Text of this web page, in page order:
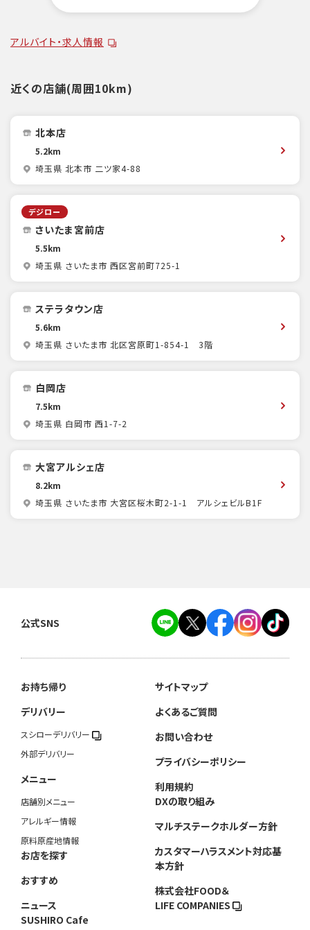
アルバイト・求人情報
近くの店舗(周囲10km)
北本店
5.2km
埼玉県 北本市 二ツ家4-88
デジロー
さいたま宮前店
5.5km
埼玉県 さいたま市 西区宮前町725-1
ステラタウン店
5.6km
埼玉県 さいたま市 北区宮原町1-854-1 3階
白岡店
7.5km
埼玉県 白岡市 西1-7-2
大宮アルシェ店
8.2km
埼玉県 さいたま市 大宮区桜木町2-1-1 アルシェビルB1F
公式SNS
お持ち帰り
デリバリー
スシローデリバリー
外部デリバリー
メニュー
店舗別メニュー
アレルギー情報
原料原産地情報
お店を探す
おすすめ
ニュース
SUSHIRO Cafe
サイトマップ
よくあるご質問
お問い合わせ
プライバシーポリシー
利用規約
DXの取り組み
マルチステークホルダー方針
カスタマーハラスメント対応基
本方針
株式会社FOOD＆
LIFE COMPANIES